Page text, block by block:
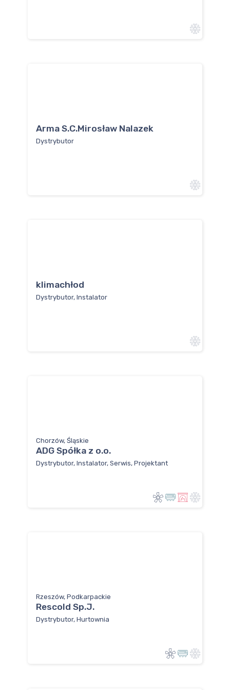
Arma S.C.Mirosław Nalazek
Dystrybutor
klimachłod
Dystrybutor, Instalator
Chorzów, Śląskie
ADG Spółka z o.o.
Dystrybutor, Instalator, Serwis, Projektant
Rzeszów, Podkarpackie
Rescold Sp.J.
Dystrybutor, Hurtownia